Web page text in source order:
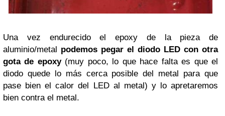
Una vez endurecido el epoxy de la pieza de
aluminio/metal podemos pegar el diodo LED con otra
gota de epoxy(muy poco, lo que hace falta es que el
diodo quede lo más cerca posible del metal para que
pase bien el calor del LED al metal) y lo apretaremos
bien contra el metal.